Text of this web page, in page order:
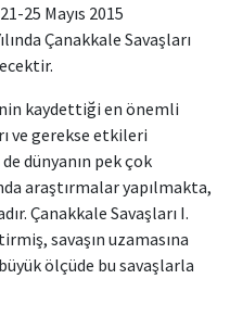
25 Mayıs 2015
Çanakkale Savaşları
kaydettiği en önemli
ve gerekse etkileri
dünyanın pek çok
araştırmalar yapılmakta,
Çanakkale Savaşları I.
savaşın uzamasına
ölçüde bu savaşlarla